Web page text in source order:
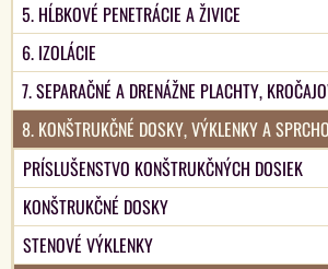
5. HĹBKOVÉ PENETRÁCIE A ŽIVICE
6. IZOLÁCIE
7. SEPARAČNÉ A DRENÁŽNE PLACHTY,
8. KONŠTRUKČNÉ DOSKY, VÝKLENKY A
PRÍSLUŠENSTVO KONŠTRUKČNÝCH DOSIEK
KONŠTRUKČNÉ DOSKY
STENOVÉ VÝKLENKY